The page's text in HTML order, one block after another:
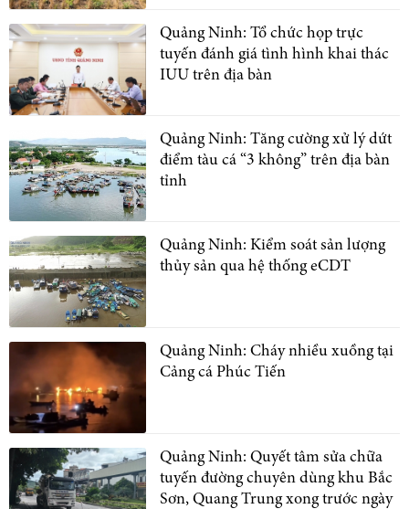
Quảng Ninh: Tổ chức họp trực
tuyến đánh giá tình hình khai thác
IUU trên địa bàn
Quảng Ninh: Tăng cường xử lý dứt
điểm tàu cá “3 không” trên địa bàn
tỉnh
Quảng Ninh: Kiểm soát sản lượng
thủy sản qua hệ thống eCDT
Quảng Ninh: Cháy nhiều xuồng tại
Cảng cá Phúc Tiến
Quảng Ninh: Quyết tâm sửa chữa
tuyến đường chuyên dùng khu Bắc
Sơn, Quang Trung xong trước ngày